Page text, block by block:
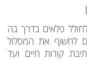
פלאים בדרך בה
לחשוף את המסלול
קורות חיים ועד